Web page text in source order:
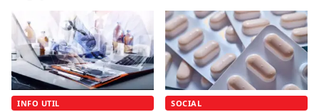
INFO UTIL SOCIAL